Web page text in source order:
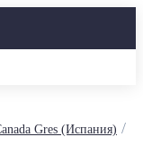
Gres (Испания) /